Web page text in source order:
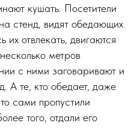
кушать. Посетители
стенд, видят обедающих
отвлекать, двигаются
метров
с ними заговаривают и
А те, кто обедает, даже
сами пропустили
того, отдали его